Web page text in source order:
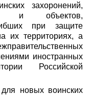
захоронений,
и объектов,
при защите
их территориях, а
иностранных
Российской
новых воинских